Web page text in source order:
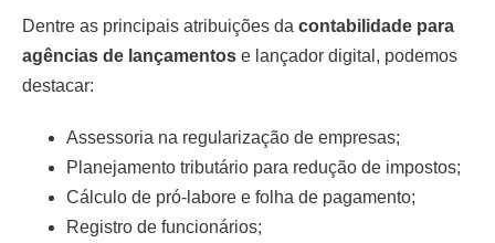
Dentre as principais atribuições da contabilidade para
agências de lançamentos e lançador digital, podemos
destacar:
Assessoria na regularização de empresas;
Planejamento tributário para redução de impostos;
Cálculo de pró-labore e folha de pagamento;
Registro de funcionários;